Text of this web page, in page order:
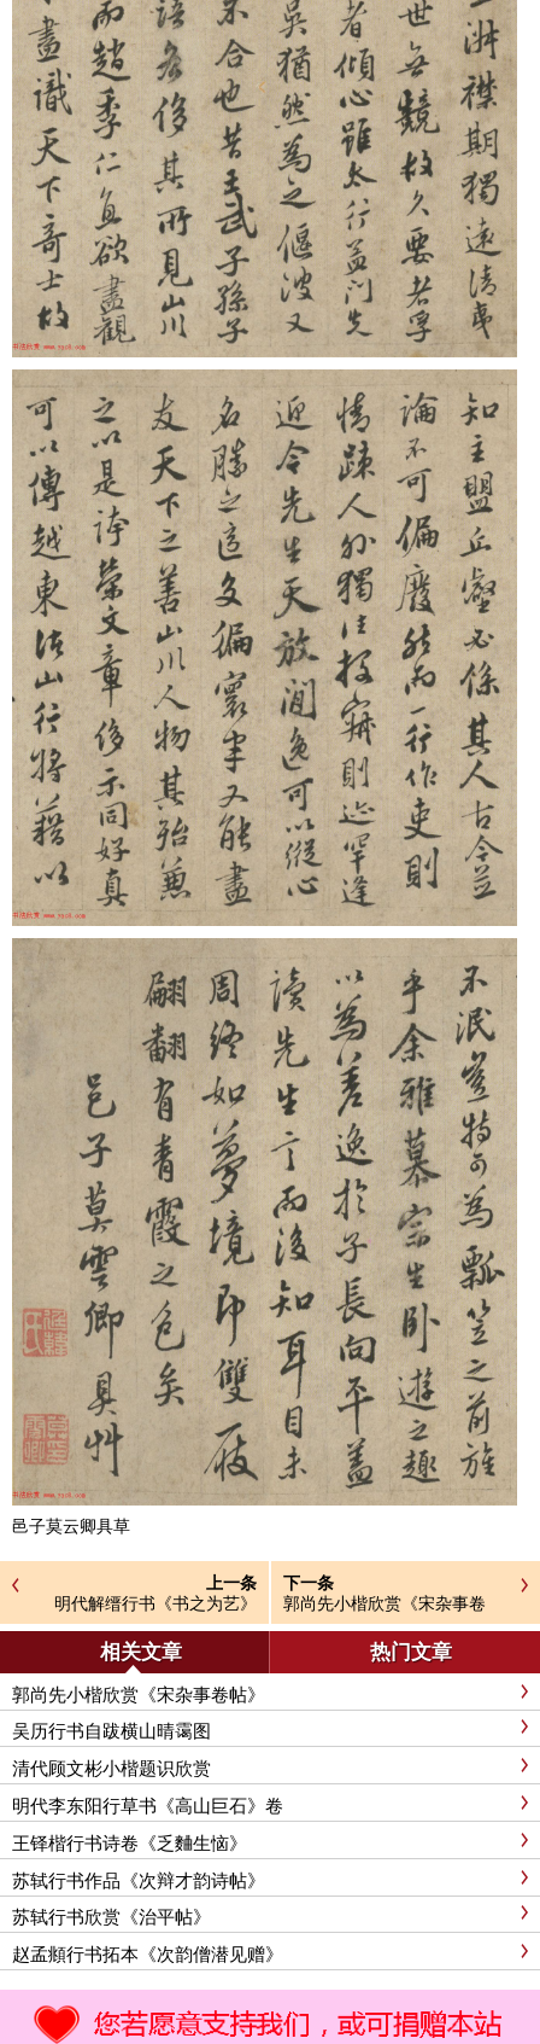
邑子莫云卿具草
上一条
明代解缙行书《书之为艺》
下一条
郭尚先小楷欣赏《宋杂事卷
帖》
相关文章 热门文章
郭尚先小楷欣赏《宋杂事卷帖》
吴历行书自跋横山晴霭图
清代顾文彬小楷题识欣赏
明代李东阳行草书《高山巨石》卷
王铎楷行书诗卷《乏麯生恼》
苏轼行书作品《次辩才韵诗帖》
苏轼行书欣赏《治平帖》
赵孟頫行书拓本《次韵僧潜见赠》